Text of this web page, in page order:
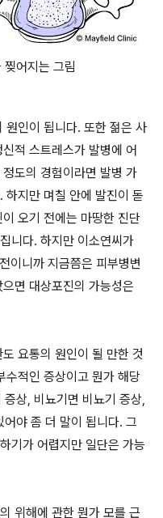
찢어지는 그림
원인이 됩니다. 또한 젊은 사
적 스트레스가 발병에 어
도의 경험이라면 발병 가
하지만 며칠 안에 발진이 돋
오기 전에는 마땅한 진단
니다. 하지만 이소연씨가
이니까 지금쯤은 피부병변
면 대상포진의 가능성은
요통의 원인이 될 만한 것
수적인 증상이고 뭔가 해당
상, 비뇨기면 비뇨기 증상,
야 좀 더 말이 됩니다. 그
기가 어렵지만 일단은 가능
위해에 관한 뭔가 모를 근